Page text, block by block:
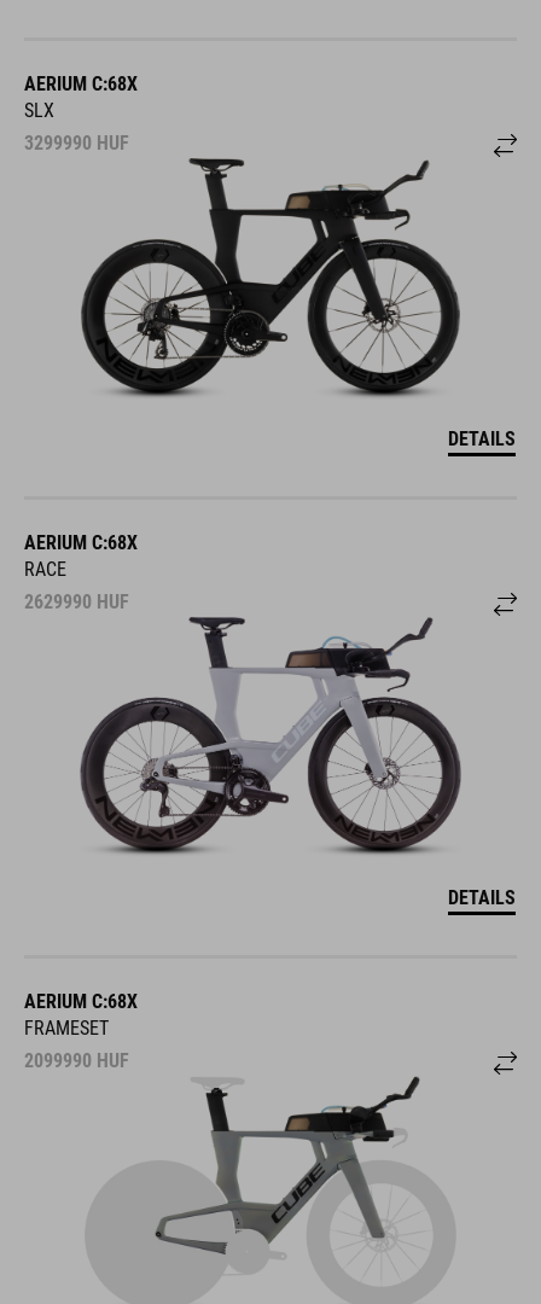
AERIUM C:68X
SLX
3299990 HUF
DETAILS
AERIUM C:68X
RACE
2629990 HUF
DETAILS
AERIUM C:68X
FRAMESET
2099990 HUF